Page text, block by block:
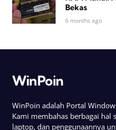
Bekas
6 months ago
WinPoin
WinPoin adalah Portal
Kami membahas berbagai hal
laptop, dan penggunaannya